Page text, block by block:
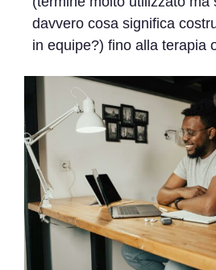
davvero cosa significa
in equipe?) fino alla terapia